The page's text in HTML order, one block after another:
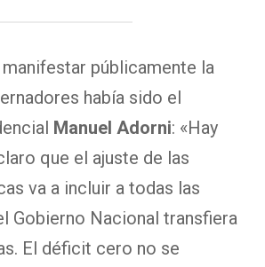
públicamente la
había sido el
Manuel Adorni: «Hay
que el ajuste de las
va a incluir a todas las
Gobierno Nacional transfiera
El déficit cero no se